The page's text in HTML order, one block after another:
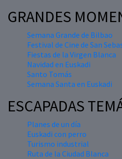
GRANDES
Semana Grande de Bilbao
Festival de Cine de San
Fiestas de la Virgen Blanca
Navidad en Euskadi
Santo Tomás
Semana Santa en Euskadi
ESCAPADAS
Planes de un día
Euskadi con perro
Turismo industrial
Ruta de la Ciudad Blanca